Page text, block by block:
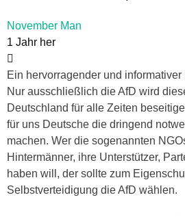
November Man
1 Jahr her
Ein hervorragender und informativer
Nur ausschließlich die AfD wird
Deutschland für alle Zeiten
für uns Deutsche die dringend
machen. Wer die sogenannten
Hintermänner, ihre Unterstützer,
haben will, der sollte zum
Selbstverteidigung die AfD wählen.